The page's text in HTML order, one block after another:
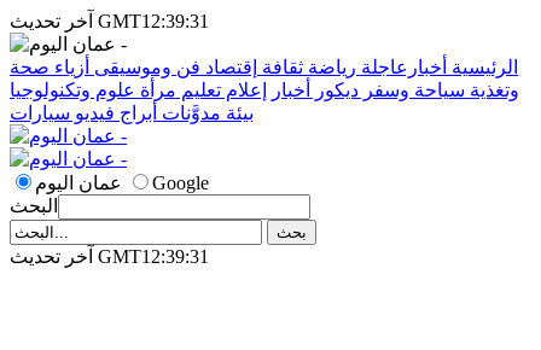
آخر تحديث GMT12:39:31
الرئيسية أخبارعاجلة رياضة ثقافة إقتصاد فن وموسيقى أزياء صحة
وتغذية سياحة وسفر ديكور أخبار إعلام تعليم مرأة علوم وتكنولوجيا
بيئة مدوَّنات أبراج فيديو سيارات
عمان اليوم
Google
البحث
آخر تحديث GMT12:39:31